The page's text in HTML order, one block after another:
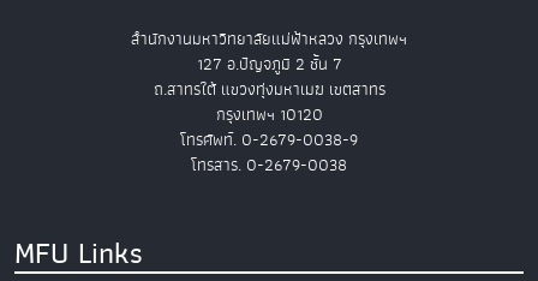
สำนักงานมหาวิทยาลัยแม่ฟ้าหลวง กรุงเทพฯ
127 อ.ปัญจภูมิ 2 ชั้น 7
ถ.สาทรใต้ แขวงทุ่งมหาเมฆ เขตสาทร
กรุงเทพฯ 10120
โทรศัพท์. 0-2679-0038-9
โทรสาร. 0-2679-0038
MFU Links